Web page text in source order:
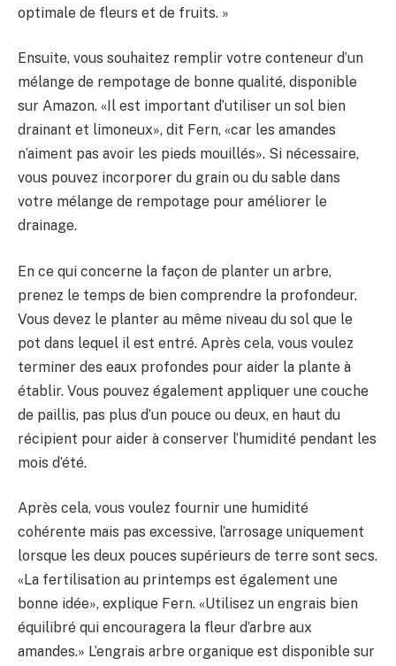
optimale de fleurs et de fruits. »
Ensuite, vous souhaitez remplir votre conteneur d’un
mélange de rempotage de bonne qualité, disponible
sur Amazon. «Il est important d’utiliser un sol bien
drainant et limoneux», dit Fern, «car les amandes
n’aiment pas avoir les pieds mouillés». Si nécessaire,
vous pouvez incorporer du grain ou du sable dans
votre mélange de rempotage pour améliorer le
drainage.
En ce qui concerne la façon de planter un arbre,
prenez le temps de bien comprendre la profondeur.
Vous devez le planter au même niveau du sol que le
pot dans lequel il est entré. Après cela, vous voulez
terminer des eaux profondes pour aider la plante à
établir. Vous pouvez également appliquer une couche
de paillis, pas plus d’un pouce ou deux, en haut du
récipient pour aider à conserver l’humidité pendant les
mois d’été.
Après cela, vous voulez fournir une humidité
cohérente mais pas excessive, l’arrosage uniquement
lorsque les deux pouces supérieurs de terre sont secs.
«La fertilisation au printemps est également une
bonne idée», explique Fern. «Utilisez un engrais bien
équilibré qui encouragera la fleur d’arbre aux
amandes.» L’engrais arbre organique est disponible sur